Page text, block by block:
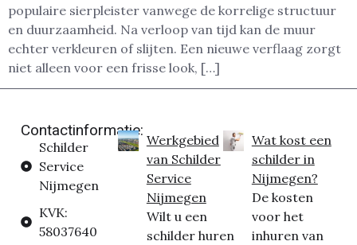
populaire sierpleister vanwege de korrelige structuur
en duurzaamheid. Na verloop van tijd kan de muur
echter verkleuren of slijten. Een nieuwe verflaag zorgt
niet alleen voor een frisse look, […]
Contactinformatie:
Schilder
Service
Nijmegen
KVK:
58037640
Werkgebied
van Schilder
Service
Nijmegen
Wilt u een
schilder huren
Wat kost een
schilder in
Nijmegen?
De kosten
voor het
inhuren van